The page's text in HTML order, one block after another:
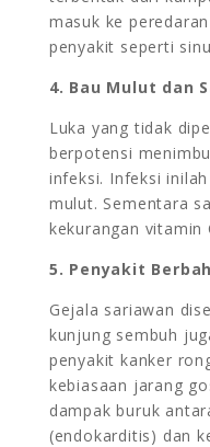
masuk ke
penyakit seperti
4. Bau Mulut dan
Luka yang tidak
berpotensi
infeksi. Infeksi
mulut. Sementara
kekurangan vitamin
5. Penyakit
Gejala sariawan
kunjung sembuh
penyakit kanker
kebiasaan jarang
dampak buruk
(endokarditis) dan